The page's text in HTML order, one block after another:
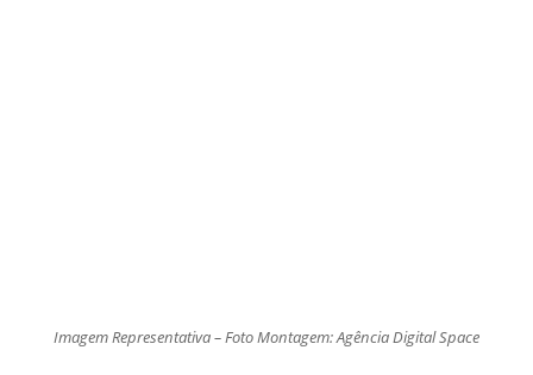
Imagem Representativa – Foto Montagem: Agência Digital Space